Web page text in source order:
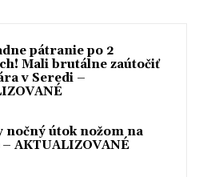
pátranie po 2
Mali brutálne zaútočiť
v Seredi –
nočný útok nožom na
AKTUALIZOVANÉ